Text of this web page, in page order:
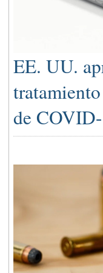
EE. UU.
de